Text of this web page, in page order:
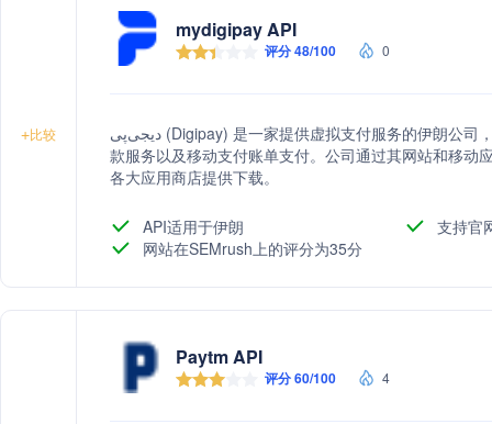
+比较
mydigipay API
评分 48/100 0
دیجی‌پی (Digipay) 是一家提供虚拟支付服务的伊朗公司，主营业务包括在线充值、互联网购买、分期付
款服务以及移动支付账单支付。公司通过其网站和移动
各大应用商店提供下载。
API适用于伊朗
支持官
网站在SEMrush上的评分为35分
Paytm API
评分 60/100 4